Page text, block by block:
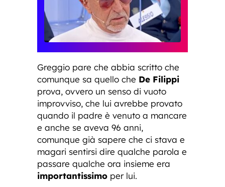
Greggio pare che abbia scritto che
comunque sa quello che De Filippi
prova, ovvero un senso di vuoto
improvviso, che lui avrebbe provato
quando il padre è venuto a mancare
e anche se aveva 96 anni,
comunque già sapere che ci stava e
magari sentirsi dire qualche parola e
passare qualche ora insieme era
importantissimo per lui.